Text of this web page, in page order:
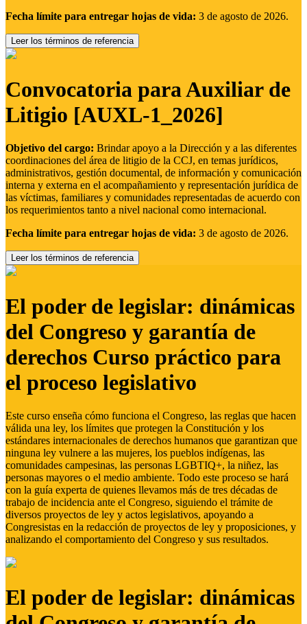
Fecha límite para entregar hojas de vida: 3 de agosto de 2026.
Leer los términos de referencia
Convocatoria para Auxiliar de
Litigio [AUXL-1_2026]
Objetivo del cargo: Brindar apoyo a la Dirección y a las diferentes
coordinaciones del área de litigio de la CCJ, en temas jurídicos,
administrativos, gestión documental, de información y comunicación
interna y externa en el acompañamiento y representación jurídica de
las víctimas, familiares y comunidades representadas de acuerdo con
los requerimientos tanto a nivel nacional como internacional.
Fecha límite para entregar hojas de vida: 3 de agosto de 2026.
Leer los términos de referencia
El poder de legislar: dinámicas
del Congreso y garantía de
derechos Curso práctico para
el proceso legislativo
Este curso enseña cómo funciona el Congreso, las reglas que hacen
válida una ley, los límites que protegen la Constitución y los
estándares internacionales de derechos humanos que garantizan que
ninguna ley vulnere a las mujeres, los pueblos indígenas, las
comunidades campesinas, las personas LGBTIQ+, la niñez, las
personas mayores o el medio ambiente. Todo este proceso se hará
con la guía experta de quienes llevamos más de tres décadas de
trabajo de incidencia ante el Congreso, siguiendo el trámite de
diversos proyectos de ley y actos legislativos, apoyando a
Congresistas en la redacción de proyectos de ley y proposiciones, y
analizando el comportamiento del Congreso y sus resultados.
El poder de legislar: dinámicas